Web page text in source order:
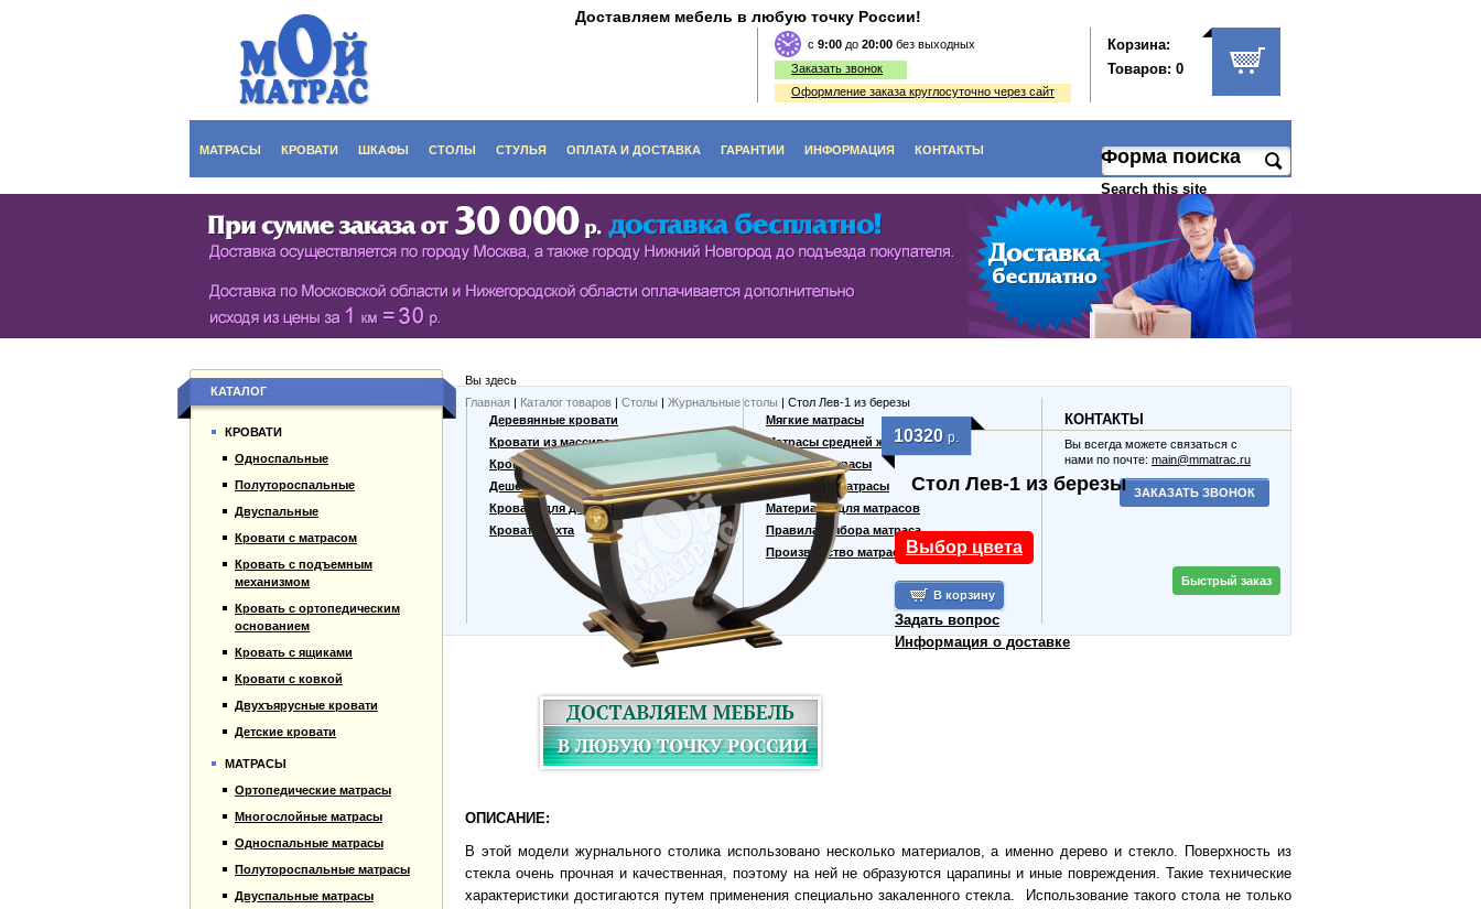
Доставляем мебель в любую точку России!
Заказать звонок
c 9:00 до 20:00 без выходных
Оформление заказа круглосуточно через сайт
Корзина:
Товаров: 0
Форма поиска
Search this site
МАТРАСЫ КРОВАТИ ШКАФЫ
СЕРИЯ ШКАФОВ ECO (ЭКОЛОГИЯ)
РАСПАШНЫЕ ШКАФЫ
БИБЛИОТЕКИ, СТЕНКИ, ВИТРАЖИ
БУФЕТЫ
СТОЛЫ
КУХОННЫЕ СТОЛЫ
ДАМСКИЕ СТОЛИКИ
ЖУРНАЛЬНЫЕ СТОЛЫ
ДАЧНЫЕ СТОЛЫ
СТУЛЬЯ
СТУЛЬЯ ИЗ ДЕРЕВА
ДИВАНЫ, СКАМЬИ, ЛАВКИ
ТАБУРЕТЫ ИЗ ДЕРЕВА
ОПЛАТА И ДОСТАВКА ГАРАНТИИ ИНФОРМАЦИЯ КОНТАКТЫ
Вы здесь
Главная | Каталог товаров | Столы | Журнальные столы | Стол Лев-1 из березы
10320 р.
Стол Лев-1 из березы
Выбор цвета
Задать вопрос
Быстрый заказ
Информация о доставке
ОПИСАНИЕ:
В этой модели журнального столика использовано несколько материалов, а именно дерево и стекло. Поверхность из
стекла очень прочная и качественная, поэтому на ней не образуются царапины и иные повреждения. Такие технические
характеристики достигаются путем применения специально закаленного стекла. Использование такого стола не только
КАТАЛОГ
КРОВАТИ
Односпальные
Полутороспальные
Двуспальные
Кровати с матрасом
Кровать с подъемным
механизмом
Кровать с ортопедическим
основанием
Кровать с ящиками
Кровати с ковкой
Двухъярусные кровати
Детские кровати
МАТРАСЫ
Ортопедические матрасы
Многослойные матрасы
Односпальные матрасы
Полутороспальные матрасы
Двуспальные матрасы
Гарантии
Оплата и доставка
Прайс-лист
Контакты
Деревянные кровати
Кровати из массива
Кровати из сосны
Дешевые кровати
Кровати для дачи
Кровать тахта
Мягкие матрасы
Матрасы средней жесткости
Жесткие матрасы
Кокосовые матрасы
Материалы для матрасов
Правила выбора матраса
Производство матрасов
КОНТАКТЫ
Вы всегда можете связаться с
нами по почте: main@mmatrac.ru
ЗАКАЗАТЬ ЗВОНОК